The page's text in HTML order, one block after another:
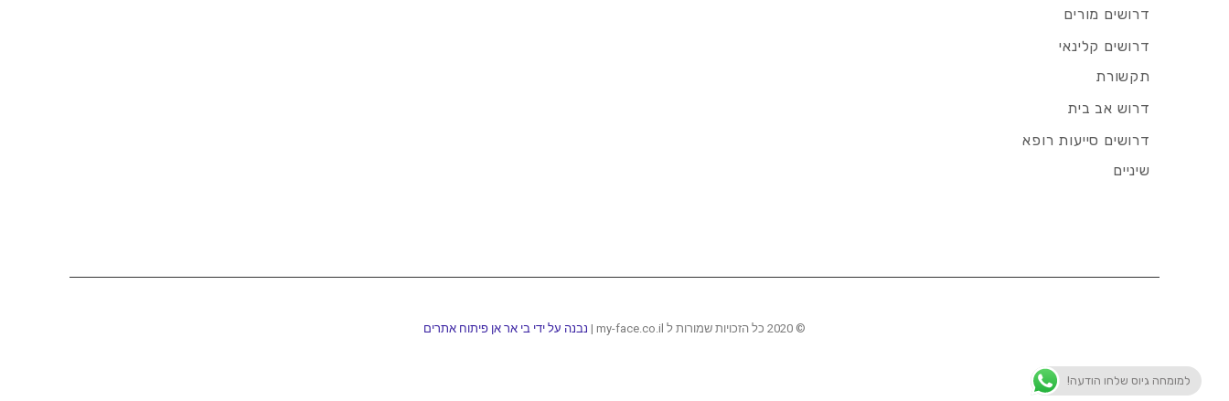
דרושים מורים
דרושים קלינאי
תקשורת
דרוש אב בית
דרושים סייעות רופא
שיניים
© 2020 כל הזכויות שמורות ל my-face.co.il | נבנה על ידי בי אר אן פיתוח אתרים
למומחה גיוס שלחו הודעה!